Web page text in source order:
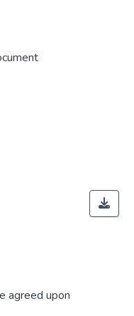
agreed upon